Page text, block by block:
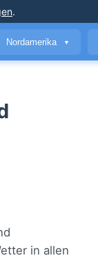
.
Nordamerika ▼
in allen